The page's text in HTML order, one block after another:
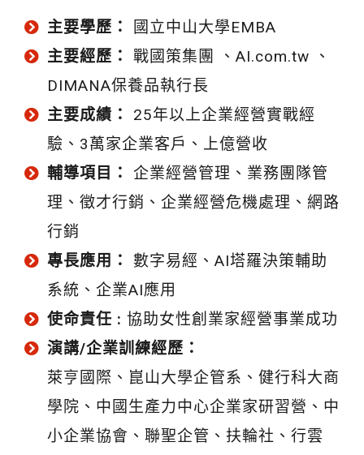
主要學歷：
國立中山大學EMBA
主要經歷： 戰國策集團 、AI.com.tw 、
DIMANA保養品執行長
主要成績： 25年以上企業經營實戰經
驗、3萬家企業客戶、上億營收
輔導項目： 企業經營管理、業務團隊管
理、徵才行銷、企業經營危機處理、網路
行銷
專長應用： 數字易經、AI塔羅決策輔助
系統、企業AI應用
使命責任 : 協助女性創業家經營事業成功
演講/企業訓練經歷：
萊亨國際、崑山大學企管系、健行科大商
學院、中國生產力中心企業家研習營、中
小企業協會、聯聖企管、扶輪社、行雲